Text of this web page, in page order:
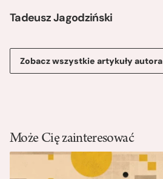
Tadeusz Jagodziński
Zobacz wszystkie artykuły autora
Może Cię zainteresować